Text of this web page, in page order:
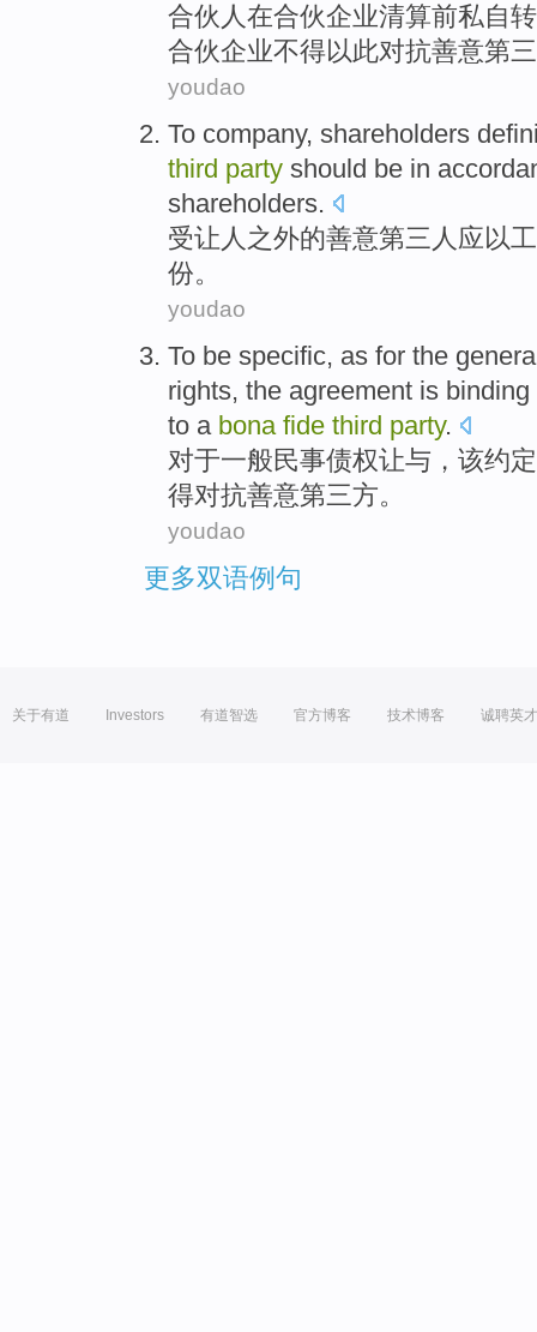
合伙人在合伙企业清算前私自
合伙企业不得以此对抗善意第
youdao
To company, shareholders
third party should be in
shareholders.
受让人之外的善意第三人应以
份。
youdao
To be specific, as for the
rights, the agreement is
to a bona fide third party.
对于一般民事债权让与， 该约定
得对抗善意第三方。
youdao
更多双语例句
关于有道 Investors 有道智选 官方博客 技术博客 诚聘英才